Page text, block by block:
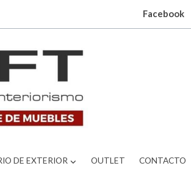
Facebook
DE EXTERIOR OUTLET CONTACTO